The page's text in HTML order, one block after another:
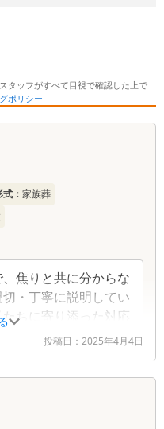
タッフがすべて目視で確認した上で
ポリシー
： 家族葬
焦りと共に分からな
・丁寧に説明してい
ちに寄り添った対応
ります。
投稿日： 2025年4月4日